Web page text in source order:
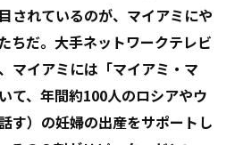
されているのが、マイアミにや
ちだ。大手ネットワークテレビ
マイアミには「マイアミ・マ
て、年間約100人のロシアやウ
す）の妊婦の出産をサポートし